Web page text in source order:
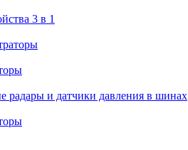
3 в 1
радары и датчики давления в шинах